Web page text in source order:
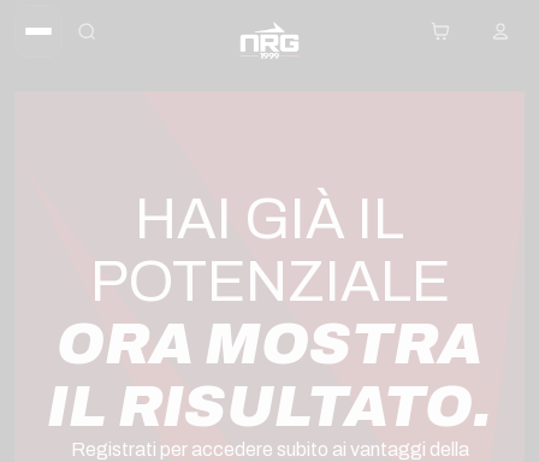
HAI GIÀ IL
POTENZIALE
ORA MOSTRA
IL RISULTATO.
Registrati per accedere subito ai vantaggi della